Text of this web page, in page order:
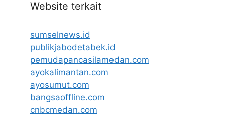
Website terkait
sumselnews.id
publikjabodetabek.id
pemudapancasilamedan.com
ayokalimantan.com
ayosumut.com
bangsaoffline.com
cnbcmedan.com